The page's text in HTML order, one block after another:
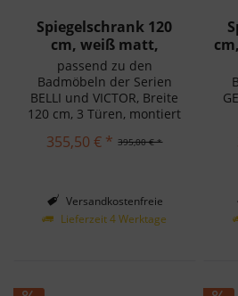
Spiegelschrank 120
cm, weiß matt,
montiert
passend zu den
Badmöbeln der Serien
BELLI und VICTOR, Breite
120 cm, 3 Türen, montiert
395,00 € *
355,50 € *
Versandkostenfreie
Lieferung in Deutschland!
Lieferzeit 4 Werktage